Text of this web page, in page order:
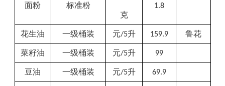
面粉 标准粉
克
1.8
花生油 一级桶装 元/5升 159.9 鲁花
菜籽油 一级桶装 元/5升 99
豆油 一级桶装 元/5升 69.9